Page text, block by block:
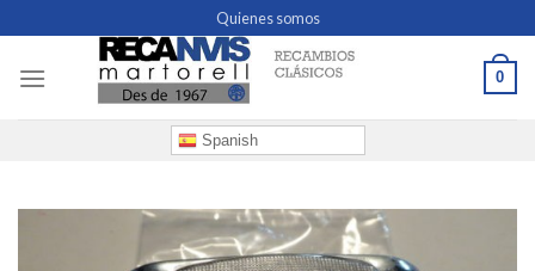
to
content
Quienes somos
0
Spanish